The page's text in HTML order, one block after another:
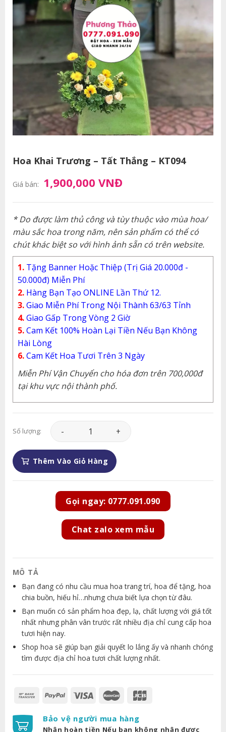
Hoa Khai Trương – Tất Thắng – KT094
Giá bán: 1,900,000 VNĐ
* Do được làm thủ công và tùy thuộc vào mùa hoa/
màu sắc hoa trong năm, nên sản phẩm có thể có
chút khác biệt so với hình ảnh sẵn có trên website.
1. Tặng Banner Hoặc Thiệp (Trị Giá 20.000đ -
50.000đ) Miễn Phí
2. Hàng Bạn Tạo ONLINE Lần Thứ 12.
3.Giao Miễn Phí Trong Nội Thành 63/63 Tỉnh
4.Giao Gấp Trong Vòng 2 Giờ
5.Cam Kết 100% Hoàn Lại Tiền Nếu Bạn Không
Hài Lòng
6.Cam Kết Hoa Tươi Trên 3 Ngày
Miễn Phí Vận Chuyển cho hóa đơn trên 700,000đ
tại khu vực nội thành phố.
Số lượng: Hoa Khai Trương - Tất Thắng - KT094 số lượng
Thêm Vào Giỏ Hàng
Gọi ngay: 0777.091.090
Chat zalo xem mẫu
MÔ TẢ
Bạn đang có nhu cầu mua hoa trang trí, hoa để tặng, hoa
chia buồn, hiếu hỉ…nhưng chưa biết lựa chọn từ đâu.
Bạn muốn có sản phẩm hoa đẹp, lạ, chất lượng với giá tốt
nhất nhưng phân vân trước rất nhiều địa chỉ cung cấp hoa
tươi hiện nay.
Shop hoa sẽ giúp bạn giải quyết lo lắng ấy và nhanh chóng
tìm được địa chỉ hoa tươi chất lượng nhất.
Bảo vệ người mua hàng
Nhận hoàn tiền Nếu bạn không nhận được